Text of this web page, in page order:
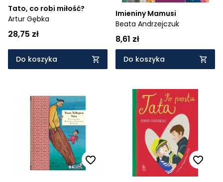
Tato, co robi miłość?
Artur Gębka
28,75 zł
Do koszyka
Imieniny Mamusi
Beata Andrzejczuk
8,61 zł
Do koszyka